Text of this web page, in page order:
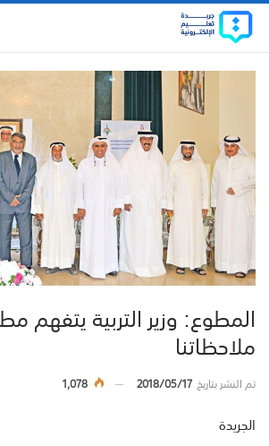
المطوع: وزير التربية يتفهم
ملاحظاتنا
تم النشر بتاريخ2018/05/17
1,078
الجريدة